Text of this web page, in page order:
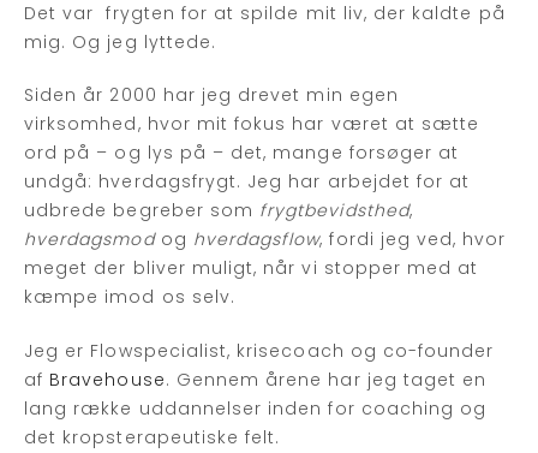
Det var frygten for at spilde mit liv, der kaldte på
mig. Og jeg lyttede.
Siden år 2000 har jeg drevet min egen
virksomhed, hvor mit fokus har været at sætte
ord på – og lys på – det, mange forsøger at
undgå: hverdagsfrygt. Jeg har arbejdet for at
udbrede begreber som frygtbevidsthed,
hverdagsmodog hverdagsflow, fordi jeg ved, hvor
meget der bliver muligt, når vi stopper med at
kæmpe imod os selv.
Jeg er Flowspecialist, krisecoach og co-founder
af Bravehouse. Gennem årene har jeg taget en
lang række uddannelser inden for coaching og
det kropsterapeutiske felt.